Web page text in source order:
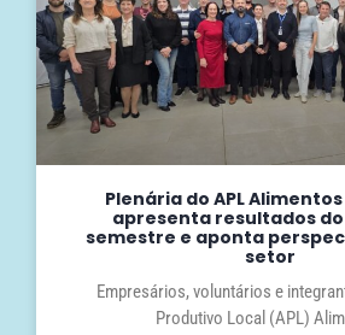
Plenária do APL
apresenta resultados
semestre e aponta
setor
Empresários, voluntários e
Produtivo Local (APL)